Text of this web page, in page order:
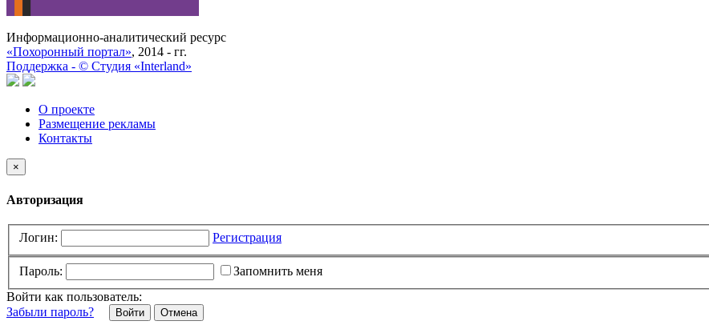
Информационно-аналитический ресурс
«Похоронный портал», 2014 - гг.
Поддержка - © Cтудия «Interland»
О проекте
Размещение рекламы
Контакты
×
Авторизация
Логин: Регистрация
Пароль:
Запомнить меня
Войти как пользователь:
Забыли пароль?
Отмена